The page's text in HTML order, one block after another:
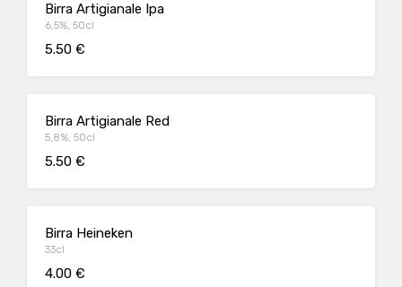
Birra Artigianale Ipa
6,5%, 50cl
5.50 €
Birra Artigianale Red
5,8%, 50cl
5.50 €
Birra Heineken
33cl
4.00 €